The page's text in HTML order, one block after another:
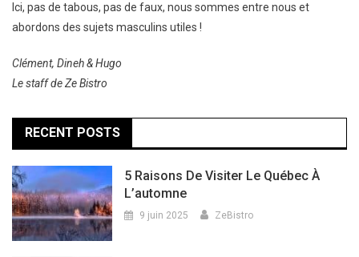
Ici, pas de tabous, pas de faux, nous sommes entre nous et
abordons des sujets masculins utiles !
Clément, Dineh & Hugo
Le staff de Ze Bistro
RECENT POSTS
5 Raisons De Visiter Le Québec À
L’automne
9 juin 2025 ZeBistro